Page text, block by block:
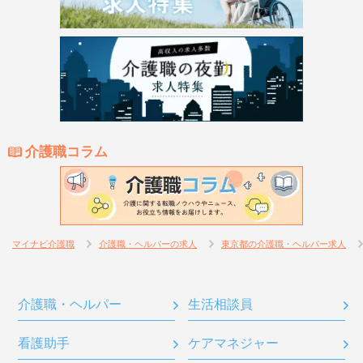
介護職コラム
マイナビ介護職 介護職・ヘルパーの求人 東京都の介護職・ヘルパー求人
介護職・ヘルパー 生活相談員
看護助手 ケアマネジャー